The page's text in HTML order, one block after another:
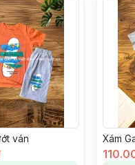
ván Xám